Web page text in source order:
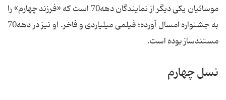
موسائیان یکی دیگر از نمایندگان دهه70 است که «فرزند چهارم» را
به جشنواره امسال آورده؛ فیلمی میلیاردی و فاخر. او نیز در دهه70
مستندساز بوده است.
نسل چهارم